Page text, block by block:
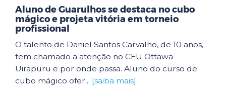
Aluno de Guarulhos se destaca no cubo
mágico e projeta vitória em torneio
profissional
O talento de Daniel Santos Carvalho, de 10 anos,
tem chamado a atenção no CEU Ottawa-
Uirapuru e por onde passa. Aluno do curso de
cubo mágico ofer... [saiba mais]